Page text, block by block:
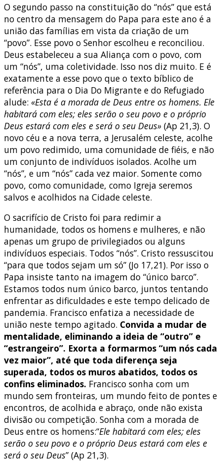
O segundo passo na constituição do “nós” que está
no centro da mensagem do Papa para este ano é a
união das famílias em vista da criação de um
“povo”. Esse povo o Senhor escolheu e reconciliou.
Deus estabeleceu a sua Aliança com o povo, com
um “nós”, uma coletividade. Isso nos diz muito. E é
exatamente a esse povo que o texto bíblico de
referência para o Dia Do Migrante e do Refugiado
alude: «Esta é a morada de Deus entre os homens. Ele
habitará com eles; eles serão o seu povo e o próprio
Deus estará com eles e será o seu Deus» (Ap 21,3). O
novo céu e a nova terra, a Jerusalém celeste, acolhe
um povo redimido, uma comunidade de fiéis, e não
um conjunto de indivíduos isolados. Acolhe um
“nós”, e um “nós” cada vez maior. Somente como
povo, como comunidade, como Igreja seremos
salvos e acolhidos na Cidade celeste.
O sacrifício de Cristo foi para redimir a
humanidade, todos os homens e mulheres, e não
apenas um grupo de privilegiados ou alguns
indivíduos especiais. Todos “nós”. Cristo ressuscitou
“para que todos sejam um só” (Jo 17,21). Por isso o
Papa insiste tanto na imagem do “único barco”.
Estamos todos num único barco, juntos tentando
enfrentar as dificuldades e este tempo delicado de
pandemia. Francisco enfatiza a necessidade de
união neste tempo agitado. Convida a mudar de
mentalidade, eliminando a ideia de “outro” e
“estrangeiro”. Exorta a formarmos “um nós cada
vez maior”, até que toda diferença seja
superada, todos os muros abatidos, todos os
confins eliminados. Francisco sonha com um
mundo sem fronteiras, um mundo feito de pontes e
encontros, de acolhida e abraço, onde não exista
divisão ou competição. Sonha com a morada de
Deus entre os homens:“Ele habitará com eles; eles
serão o seu povo e o próprio Deus estará com eles e
será o seu Deus” (Ap 21,3).